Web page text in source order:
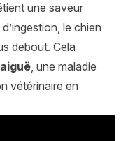
une saveur
le chien
debout. Cela
, une maladie
vétérinaire en